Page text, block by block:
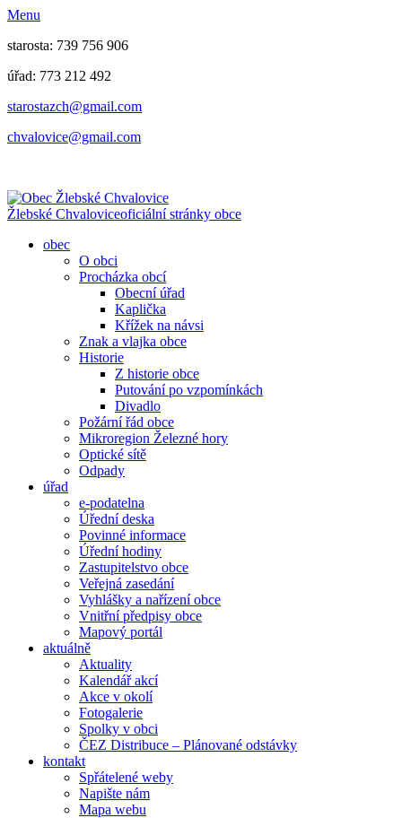
Menu
starosta: 739 756 906
úřad: 773 212 492
​​​​starostazch@gmail.com
​​​​chvalovice@gmail.com
Žlebské Chvaloviceoficiální stránky obce
obec
O obci
Procházka obcí
Obecní úřad
Kaplička
Křížek na návsi
Znak a vlajka obce
Historie
Z historie obce
Putování po vzpomínkách
Divadlo
Požární řád obce
Mikroregion Železné hory
Optické sítě
Odpady
úřad
e-podatelna
Úřední deska
Povinné informace
Úřední hodiny
Zastupitelstvo obce
Veřejná zasedání
Vyhlášky a nařízení obce
Vnitřní předpisy obce
Mapový portál
aktuálně
Aktuality
Kalendář akcí
Akce v okolí
Fotogalerie
Spolky v obci
ČEZ Distribuce – Plánované odstávky
kontakt
Spřátelené weby
Napište nám
Mapa webu